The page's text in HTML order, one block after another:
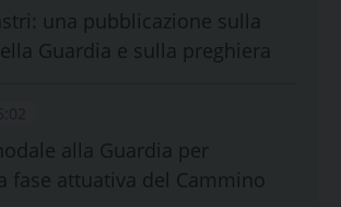
una pubblicazione sulla
Guardia e sulla preghiera
alla Guardia per
fase attuativa del Cammino